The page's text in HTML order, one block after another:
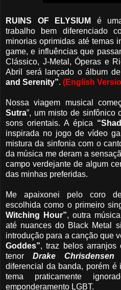
RUINS OF ELYSIUM
é
trabalho bem diferenciado
minorias oprimidas até temas
game, e influências que
Clássico, J-Metal, Óperas e
Abril será lançado o álbum
and Serenity”. (English
Nossa viagem musical
Sutra”, um misto de sinfônico
sons orientais. A épica
inspirada no jogo de vídeo
mistura da sinfonia com o
da música me deram a
campo verdejante de algum
das minhas preferidas.
Me apaixonei pelo coro
escolhida como o primeiro
Witching Hour”, outra
até nuances do Black Metal
introdução para a canção que
Goddes”, traz belos arranjos
tenor Drake Chrisdensen
diferencial da banda, porém é
tema praticamente
emponderamento LGBT.